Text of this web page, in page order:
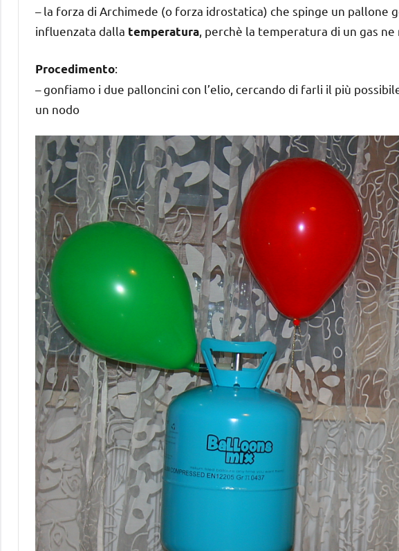
– la forza di Archimede (o forza idrostatica) che spinge un pallone
influenzata dalla temperatura , perchè la temperatura di un gas
Procedimento:
– gonfiamo i due palloncini con l’elio, cercando di farli il più
un nodo